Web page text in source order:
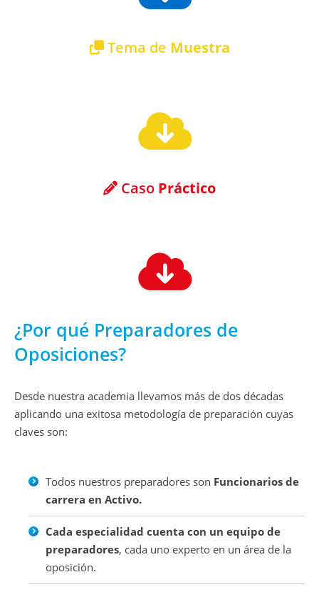
Tema de Muestra
Caso Práctico
¿Por qué Preparadores de
Oposiciones?
Desde nuestra academia llevamos más de dos décadas
aplicando una exitosa metodología de preparación cuyas
claves son:
Todos nuestros preparadores son Funcionarios de
carrera en Activo.
Cada especialidad cuenta con un equipo de
preparadores, cada uno experto en un área de la
oposición.